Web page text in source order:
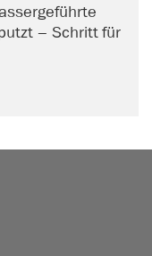
– Schritt für